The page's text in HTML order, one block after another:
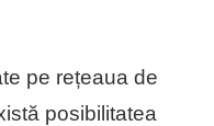
pe rețeaua de
posibilitatea